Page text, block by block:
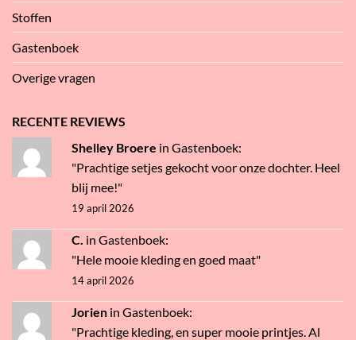
Stoffen
Gastenboek
Overige vragen
RECENTE REVIEWS
Shelley Broere in Gastenboek:
"Prachtige setjes gekocht voor onze dochter. Heel
blij mee!"
19 april 2026
C. in Gastenboek:
"Hele mooie kleding en goed maat"
14 april 2026
Jorien in Gastenboek:
"Prachtige kleding, en super mooie printjes. Al